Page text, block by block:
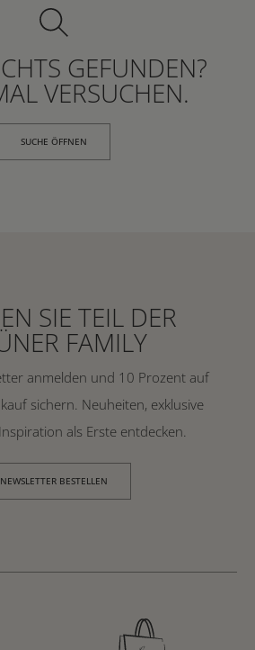
GEFUNDEN?
VERSUCHEN.
SUCHE ÖFFNEN
SIE TEIL DER
FAMILY
anmelden und 10 Prozent auf
sichern. Neuheiten, exklusive
als Erste entdecken.
NEWSLETTER BESTELLEN